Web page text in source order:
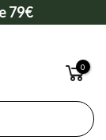
79€
0